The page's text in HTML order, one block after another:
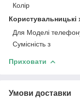
Колір
Користувальницькі
Для Моделі
Сумісність з
Приховати
Умови доставки